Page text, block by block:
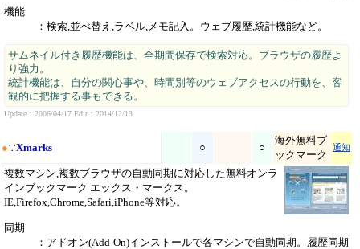
機能
：検索,並べ替え,ラベル,メモ記入。ウェブ履歴,統計機能など。
サムネイル付き履歴機能は、全期間保存で検索対応。ブラウザの履歴よ
り強力。
統計機能は、自分の関心事や、時間別等のウェブアクセスの行動を、客
観的に把握する事もできる。
Update：2006/04/17 Edit：2014/12/13
●∵Xmarks ○ ○
海外無料ブ
ックマーク
通知
複数マシン,複数ブラウザの自動同期に対応した無料オンラ
インブックマーク エックス・マークス。
IE,Firefox,Chrome,Safari,iPhone等対応。
同期
：アドオン(Add-On)インストールで各マシンで自動同期。履歴同期